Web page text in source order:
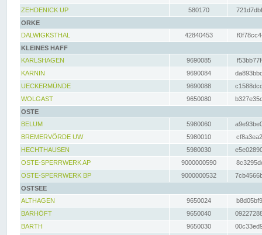
ZEHDENICK UP
580170
ORKE
DALWIGKSTHAL
42840453
KLEINES HAFF
KARLSHAGEN
9690085
KARNIN
9690084
UECKERMÜNDE
9690088
WOLGAST
9650080
OSTE
BELUM
5980060
BREMERVÖRDE UW
5980010
HECHTHAUSEN
5980030
OSTE-SPERRWERK AP
9000000590
OSTE-SPERRWERK BP
9000000532
OSTSEE
ALTHAGEN
9650024
BARHÖFT
9650040
BARTH
9650030